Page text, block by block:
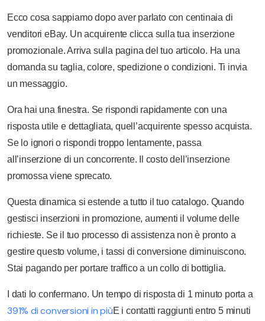
Ecco cosa sappiamo dopo aver parlato con centinaia di
venditori eBay. Un acquirente clicca sulla tua inserzione
promozionale. Arriva sulla pagina del tuo articolo. Ha una
domanda su taglia, colore, spedizione o condizioni. Ti invia
un messaggio.
Ora hai una finestra. Se rispondi rapidamente con una
risposta utile e dettagliata, quell’acquirente spesso acquista.
Se lo ignori o rispondi troppo lentamente, passa
all’inserzione di un concorrente. Il costo dell’inserzione
promossa viene sprecato.
Questa dinamica si estende a tutto il tuo catalogo. Quando
gestisci inserzioni in promozione, aumenti il volume delle
richieste. Se il tuo processo di assistenza non è pronto a
gestire questo volume, i tassi di conversione diminuiscono.
Stai pagando per portare traffico a un collo di bottiglia.
I dati lo confermano. Un tempo di risposta di 1 minuto porta a
391% di conversioni in piùE i contatti raggiunti entro 5 minuti